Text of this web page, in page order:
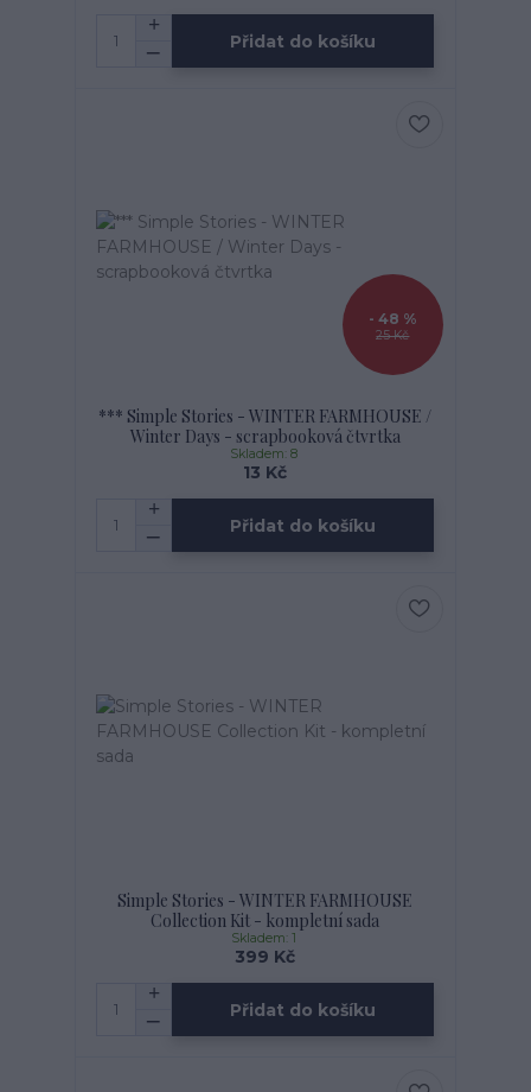
Přidat do košíku
25 Kč
- 48 %
*** Simple Stories - WINTER FARMHOUSE /
Winter Days - scrapbooková čtvrtka
13 Kč
Skladem: 8
Přidat do košíku
Simple Stories - WINTER FARMHOUSE
Collection Kit - kompletní sada
399 Kč
Skladem: 1
Přidat do košíku